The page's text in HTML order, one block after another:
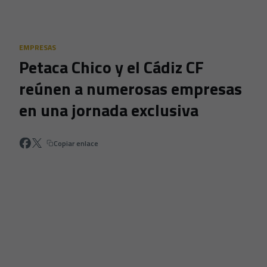
EMPRESAS
Petaca Chico y el Cádiz CF
reúnen a numerosas empresas
en una jornada exclusiva
Copiar enlace